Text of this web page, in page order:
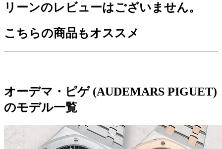
リーンのレビューはございません。
こちらの商品もオススメ
オーデマ・ピゲ (AUDEMARS PIGUET)
のモデル一覧